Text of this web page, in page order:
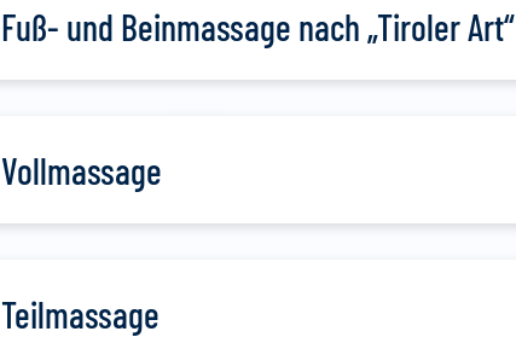
Fuß- und Beinmassage nach „Tiroler Art“
Vollmassage
Teilmassage